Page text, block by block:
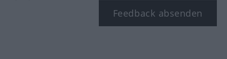
Feedback absenden